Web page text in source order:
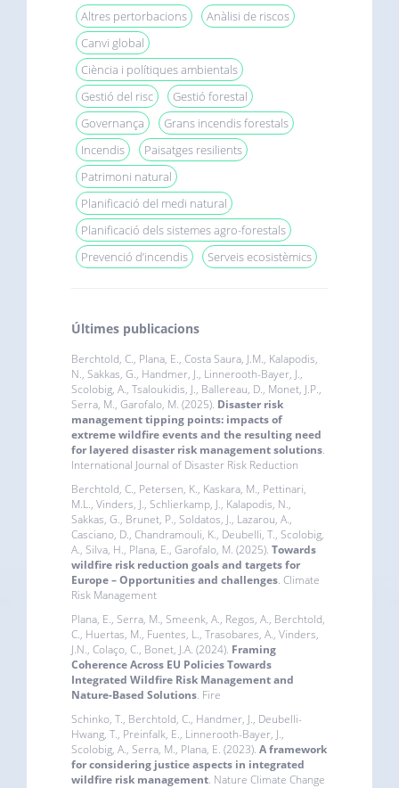
Altres pertorbacions
Anàlisi de riscos
Canvi global
Ciència i polítiques ambientals
Gestió del risc
Gestió forestal
Governança
Grans incendis forestals
Incendis
Paisatges resilients
Patrimoni natural
Planificació del medi natural
Planificació dels sistemes agro-forestals
Prevenció d’incendis
Serveis ecosistèmics
Últimes publicacions
Berchtold, C., Plana, E., Costa Saura, J.M., Kalapodis,
N., Sakkas, G., Handmer, J., Linnerooth-Bayer, J.,
Scolobig, A., Tsaloukidis, J., Ballereau, D., Monet, J.P.,
Serra, M., Garofalo, M. (2025). Disaster risk
management tipping points: impacts of
extreme wildfire events and the resulting need
for layered disaster risk management solutions.
International Journal of Disaster Risk Reduction
Berchtold, C., Petersen, K., Kaskara, M., Pettinari,
M.L., Vinders, J., Schlierkamp, J., Kalapodis, N.,
Sakkas, G., Brunet, P., Soldatos, J., Lazarou, A.,
Casciano, D., Chandramouli, K., Deubelli, T., Scolobig,
A., Silva, H., Plana, E., Garofalo, M. (2025). Towards
wildfire risk reduction goals and targets for
Europe – Opportunities and challenges. Climate
Risk Management
Plana, E., Serra, M., Smeenk, A., Regos, A., Berchtold,
C., Huertas, M., Fuentes, L., Trasobares, A., Vinders,
J.N., Colaço, C., Bonet, J.A. (2024). Framing
Coherence Across EU Policies Towards
Integrated Wildfire Risk Management and
Nature-Based Solutions. Fire
Schinko, T., Berchtold, C., Handmer, J., Deubelli-
Hwang, T., Preinfalk, E., Linnerooth-Bayer, J.,
Scolobig, A., Serra, M., Plana, E. (2023). A framework
for considering justice aspects in integrated
wildfire risk management. Nature Climate Change